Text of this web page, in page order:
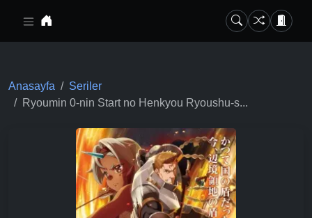
Anasayfa
Seriler
Ryoumin 0-nin Start no Henkyou Ryoushu-s...